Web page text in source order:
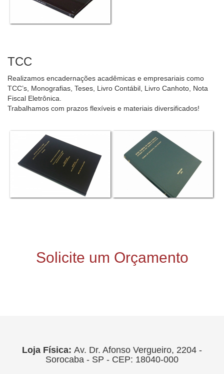
TCC
Realizamos encadernações acadêmicas e empresariais como
TCC’s, Monografias, Teses, Livro Contábil, Livro Canhoto, Nota
Fiscal Eletrônica.
Trabalhamos com prazos flexíveis e materiais diversificados!
Solicite um Orçamento
Loja Física: Av. Dr. Afonso Vergueiro, 2204 -
Sorocaba - SP - CEP: 18040-000